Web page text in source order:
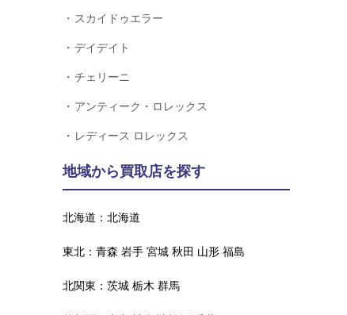
スカイドゥエラー
デイデイト
チェリーニ
アンティーク・ロレックス
レディース ロレックス
地域から買取店を探す
北海道： 北海道
東北： 青森 岩手 宮城 秋田 山形 福島
北関東： 茨城 栃木 群馬